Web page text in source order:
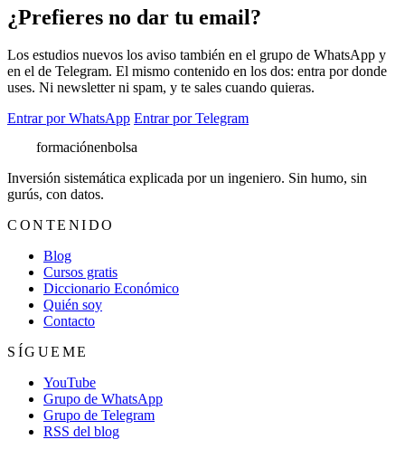
¿Prefieres no dar tu email?
Los estudios nuevos los aviso también en el grupo de WhatsApp y
en el de Telegram. El mismo contenido en los dos: entra por donde
uses. Ni newsletter ni spam, y te sales cuando quieras.
Entrar por WhatsApp Entrar por Telegram
formaciónenbolsa
Inversión sistemática explicada por un ingeniero. Sin humo, sin
gurús, con datos.
CONTENIDO
Blog
Cursos gratis
Diccionario Económico
Quién soy
Contacto
SÍGUEME
YouTube
Grupo de WhatsApp
Grupo de Telegram
RSS del blog